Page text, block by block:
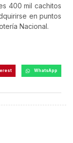
400 mil cachitos
en puntos
Nacional.
WhatsApp